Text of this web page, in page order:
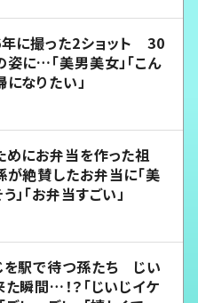
に撮った2ショット 30
に…「美男美女」「こん
なりたい」
めにお弁当を作った祖
絶賛したお弁当に「美
」「お弁当すごい」
を駅で待つ孫たち じい
た瞬間…！？「じいじイケ